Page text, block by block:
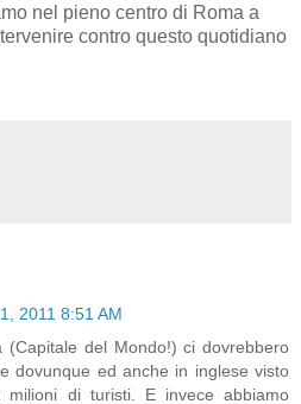
nel pieno centro di Roma a
contro questo quotidiano
2011 8:51 AM
(Capitale del Mondo!) ci dovrebbero
dovunque ed anche in inglese visto
di turisti. E invece abbiamo